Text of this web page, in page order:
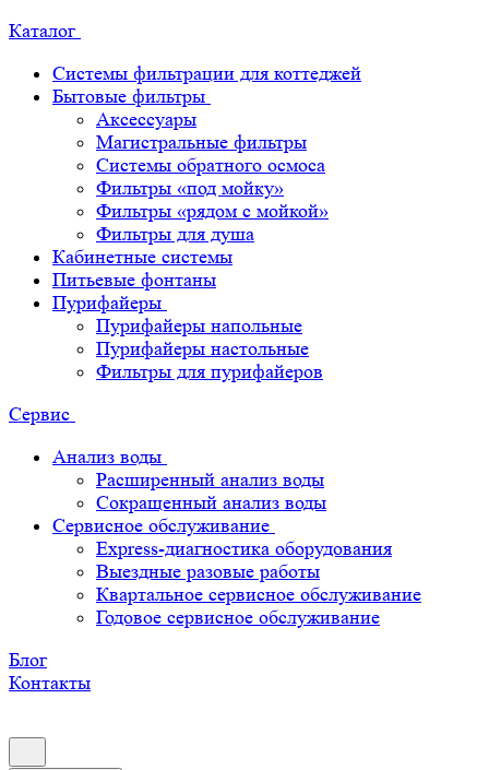
Каталог
Системы фильтрации для коттеджей
Бытовые фильтры
Аксессуары
Магистральные фильтры
Системы обратного осмоса
Фильтры «под мойку»
Фильтры «рядом с мойкой»
Фильтры для душа
Кабинетные системы
Питьевые фонтаны
Пурифайеры
Пурифайеры напольные
Пурифайеры настольные
Фильтры для пурифайеров
Сервис
Анализ воды
Расширенный анализ воды
Сокращенный анализ воды
Сервисное обслуживание
Express-диагностика оборудования
Выездные разовые работы
Квартальное сервисное обслуживание
Годовое сервисное обслуживание
Блог
Контакты